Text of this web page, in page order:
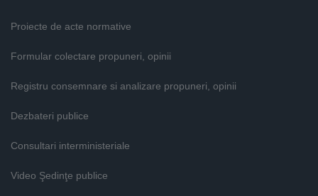
Proiecte de acte normative
Formular colectare propuneri, opinii
Registru consemnare si analizare propuneri, opinii
Dezbateri publice
Consultari interministeriale
Video Şedinţe publice